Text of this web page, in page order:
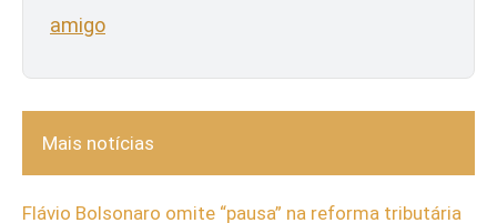
amigo
Mais notícias
Flávio Bolsonaro omite “pausa” na reforma tributária